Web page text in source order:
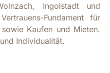
Ingolstadt und
Fundament für
Kaufen und Mieten.
Individualität.